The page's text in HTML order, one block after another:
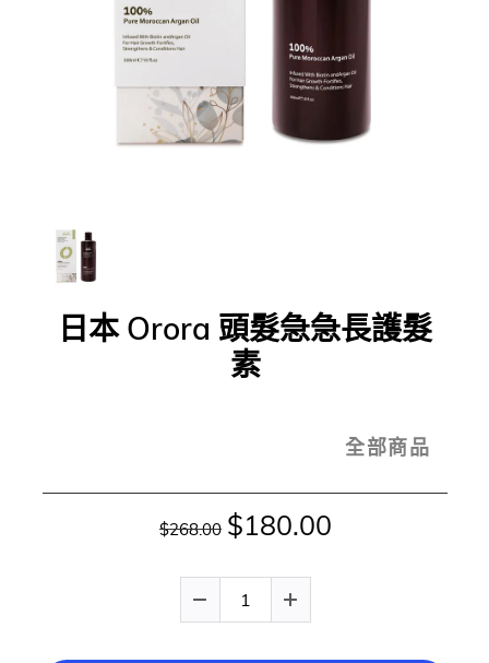
日本 Orora 頭髮急急長護髮
素
全部商品
$268.00 $180.00